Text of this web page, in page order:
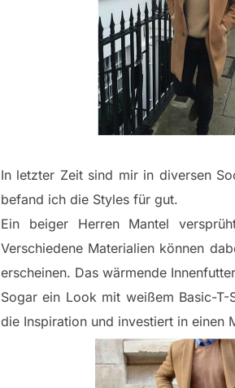
In letzter Zeit sind mir in diversen
befand ich die Styles für gut.
Ein beiger Herren Mantel
Verschiedene Materialien können
erscheinen. Das wärmende
Sogar ein Look mit weißem Basic-
die Inspiration und investiert in einen